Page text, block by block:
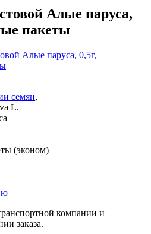
Алые паруса,
пакеты
семян,
L.
(эконом)
компании и
заказа.